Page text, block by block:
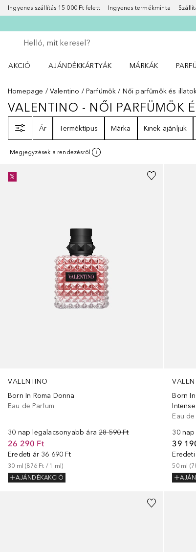
Ingyenes szállítás 15 000 Ft felett Ingyenes termékminta
Menj vissza
Keresés végrehajtása
AKCIÓ
AJÁNDÉKKÁRTYÁK
MÁRKÁK
Homepage
Valentino Parfümök Női parfümök és
VALENTINO - NŐI
VALENTINO - NŐI PARFÜMÖK
Ár
Terméktípus Márka Kinek ajánljuk
Megjegyzések a rendezésről
VALENTINO
Born In Roma Donna
Eau de Parfum
30 nap legalacsonyabb ára 28 590 Ft
26 290 Ft
Eredeti ár 36 690 Ft
30 ml (876 Ft / 1 ml)
AJÁNDÉKAKCIÓ
%
Born
Intense
Eau
30
39
50 ml (